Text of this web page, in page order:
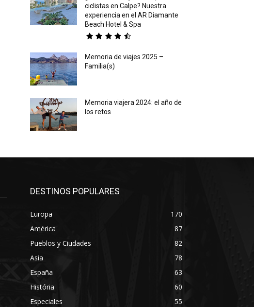
ciclistas en Calpe? Nuestra
experiencia en el AR Diamante
Beach Hotel & Spa
Memoria de viajes 2025 –
Familia(s)
Memoria viajera 2024: el año de
los retos
DESTINOS POPULARES
Europa
170
América
87
Pueblos y Ciudades
82
Asia
78
España
63
História
60
Especiales
55